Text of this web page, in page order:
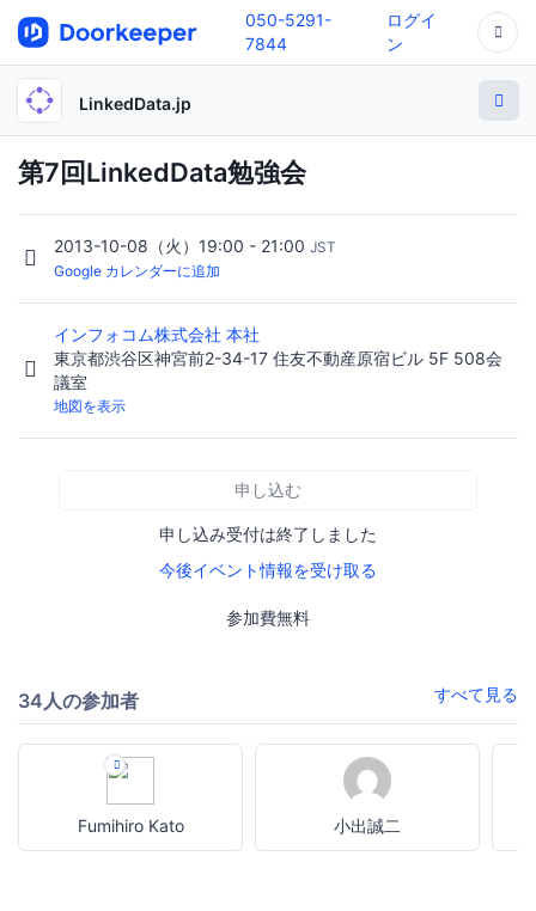
050-5291-
7844
ログイ
ン
LinkedData.jp
第7回LinkedData勉強会
2013-10-08（火）19:00 - 21:00 JST
Google カレンダーに追加
インフォコム株式会社 本社
東京都渋谷区神宮前2-34-17 住友不動産原宿ビル 5F 508会
議室
地図を表示
申し込む
申し込み受付は終了しました
今後イベント情報を受け取る
参加費無料
34人の参加者 すべて見る
Fumihiro Kato 小出誠二